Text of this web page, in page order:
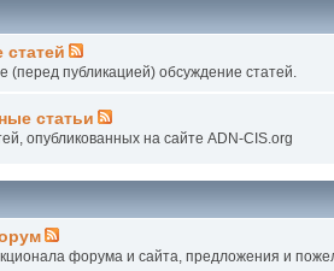
статей
(перед публикацией) обсуждение статей.
статьи
опубликованных на сайте ADN-CIS.org
форума и сайта, предложения и